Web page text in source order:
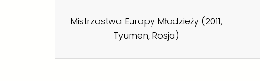
Mistrzostwa Europy Młodzieży (2011,
Tyumen, Rosja)